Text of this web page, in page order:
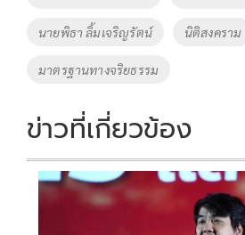
k k
นายพิธา ลิ้มเจริญรัตน์ นิติสงคราม
มาตรฐานทางจริยธรรม
ข่าวที่เกี่ยวข้อง